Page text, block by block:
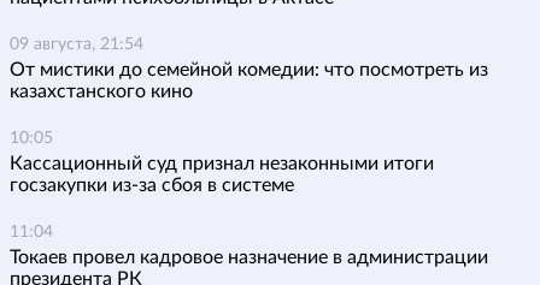
09 августа, 21:54
От мистики до семейной комедии: что посмотреть из
казахстанского кино
10:05
Кассационный суд признал незаконными итоги
госзакупки из-за сбоя в системе
11:04
Токаев провел кадровое назначение в администрации
президента РК